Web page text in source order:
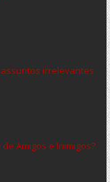
assuntos irrelevantes
Amigos e Inimigos?